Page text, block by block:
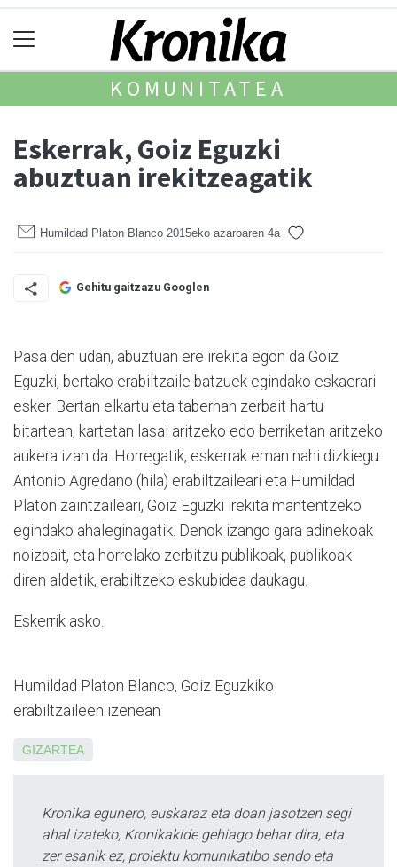
KOMUNITATEA
Eskerrak, Goiz Eguzki
abuztuan irekitzeagatik
Humildad Platon Blanco 2015eko azaroaren 4a
Gehitu gaitzazu Googlen
Pasa den udan, abuztuan ere irekita egon da Goiz
Eguzki, bertako erabiltzaile batzuek egindako eskaerari
esker. Bertan elkartu eta tabernan zerbait hartu
bitartean, kartetan lasai aritzeko edo berriketan aritzeko
aukera izan da. Horregatik, eskerrak eman nahi dizkiegu
Antonio Agredano (hila) erabiltzaileari eta Humildad
Platon zain­tzaileari, Goiz Eguzki irekita mantentzeko
egindako ahaleginagatik. Denok izango gara adinekoak
noizbait, eta horrelako zerbitzu publikoak, publikoak
diren aldetik, erabiltzeko eskubidea daukagu.
Eskerrik asko.
Humildad Platon Blanco, Goiz Eguzkiko
erabiltzaileen izenean
GIZARTEA
Kronika egunero, euskaraz eta doan jasotzen segi
ahal izateko, Kronikakide gehiago behar dira, eta
zer esanik ez, proiektu komunikatibo sendo eta